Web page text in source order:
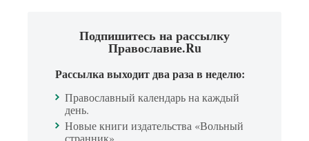
Подпишитесь на рассылку
Православие.Ru
Рассылка выходит два раза в неделю:
Православный календарь на каждый
день.
Новые книги издательства «Вольный